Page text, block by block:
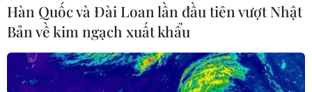
Hàn Quốc và Đài Loan lần đầu tiên vượt Nhật
Bản về kim ngạch xuất khẩu